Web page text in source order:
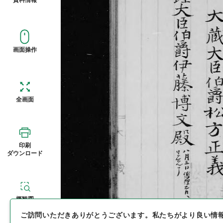
画面操作
全画面
印刷
ダウンロード
概観図
ご訪問いただきありがとうございます。 私たちがより良い情